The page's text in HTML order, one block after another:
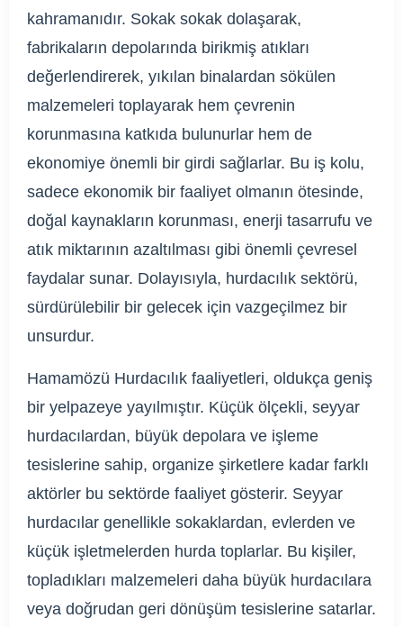
kahramanıdır. Sokak sokak dolaşarak,
fabrikaların depolarında birikmiş atıkları
değerlendirerek, yıkılan binalardan sökülen
malzemeleri toplayarak hem çevrenin
korunmasına katkıda bulunurlar hem de
ekonomiye önemli bir girdi sağlarlar. Bu iş kolu,
sadece ekonomik bir faaliyet olmanın ötesinde,
doğal kaynakların korunması, enerji tasarrufu ve
atık miktarının azaltılması gibi önemli çevresel
faydalar sunar. Dolayısıyla, hurdacılık sektörü,
sürdürülebilir bir gelecek için vazgeçilmez bir
unsurdur.
Hamamözü Hurdacılık faaliyetleri, oldukça geniş
bir yelpazeye yayılmıştır. Küçük ölçekli, seyyar
hurdacılardan, büyük depolara ve işleme
tesislerine sahip, organize şirketlere kadar farklı
aktörler bu sektörde faaliyet gösterir. Seyyar
hurdacılar genellikle sokaklardan, evlerden ve
küçük işletmelerden hurda toplarlar. Bu kişiler,
topladıkları malzemeleri daha büyük hurdacılara
veya doğrudan geri dönüşüm tesislerine satarlar.